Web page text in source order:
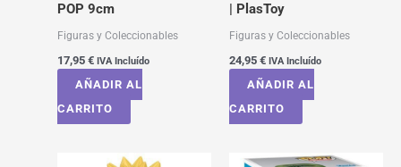
POP 9cm
Figuras y Coleccionables
17,95 € IVA Incluído
AÑADIR AL
CARRITO
| PlasToy
Figuras y Coleccionables
24,95 € IVA Incluído
AÑADIR AL
CARRITO